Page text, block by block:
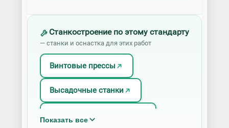
Станкостроение по этому стандарту
— станки и оснастка для этих работ
Винтовые прессы
Высадочные станки
Показать все